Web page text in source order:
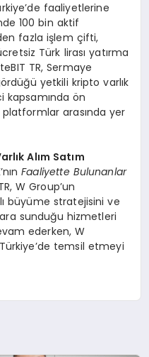
faaliyetlerine
100 bin aktif
fazla işlem çifti,
Türk lirası yatırma
TR, Sermaye
yetkili kripto varlık
kapsamında ön
arasında yer
Alım Satım
Faaliyette Bulunanlar
W Group’un
büyüme stratejisini ve
sunduğu hizmetleri
ederken, W
temsil etmeyi